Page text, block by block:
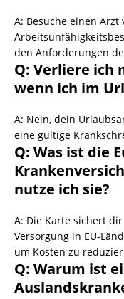
A: Besuche einen
den Anforderungen
Q: Verliere ich
wenn ich im
A: Nein, dein
eine gültige
Q: Was ist die
nutze ich sie?
A: Die Karte sichert
Versorgung in EU-
um Kosten zu
Q: Warum ist